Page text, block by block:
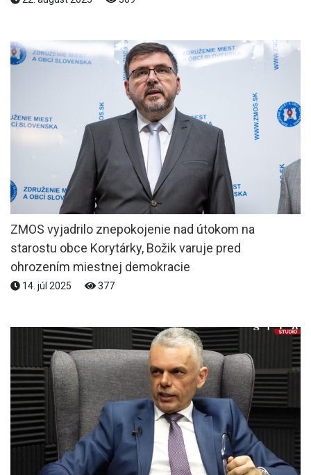
ZMOS vyjadrilo znepokojenie nad útokom na
starostu obce Korytárky, Božik varuje pred
ohrozením miestnej demokracie
14. júl 2025 377